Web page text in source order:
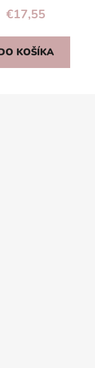
€17,55
KOŠÍKA